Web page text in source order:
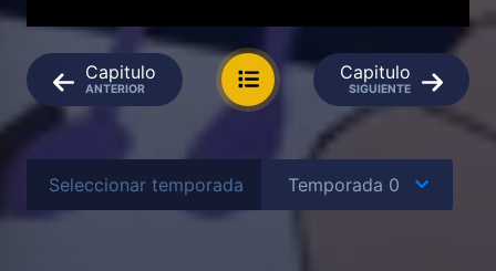
Capitulo
ANTERIOR
Capitulo
SIGUIENTE
Seleccionar temporada